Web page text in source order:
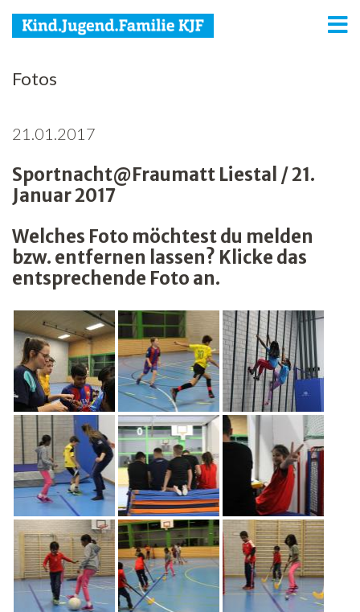
KJF
Jugend
Familie
Agenda
Netzwerk
Spenden
Jobs
Freiwilligenarbeit
News
Newsletter
Fotos
21.01.2017
Sportnacht@Fraumatt Liestal / 21.
Januar 2017
Welches Foto möchtest du melden
bzw. entfernen lassen? Klicke das
entsprechende Foto an.